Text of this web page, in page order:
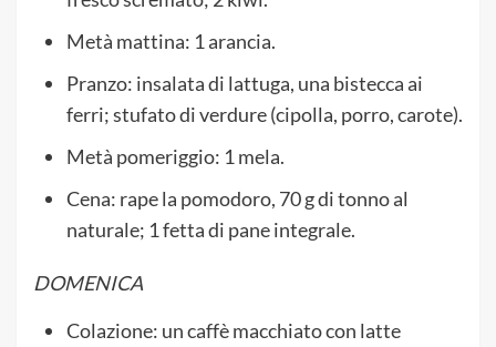
Metà mattina: 1 arancia.
Pranzo: insalata di lattuga, una bistecca ai
ferri; stufato di verdure (cipolla, porro, carote).
Metà pomeriggio: 1 mela.
Cena: rape la pomodoro, 70 g di tonno al
naturale; 1 fetta di pane integrale.
DOMENICA
Colazione: un caffè macchiato con latte